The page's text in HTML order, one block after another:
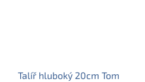
Talíř hluboký 20cm Tom